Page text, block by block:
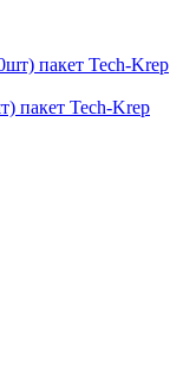
пакет Tech-Krep